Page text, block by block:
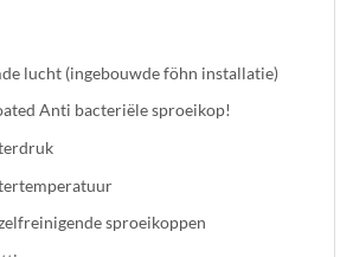
lucht (ingebouwde föhn installatie)
Anti bacteriële sproeikop!
sproeikoppen